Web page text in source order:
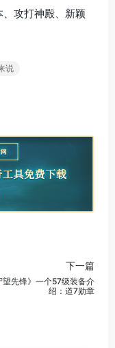
攻打神殿、新颖
说
下一篇
望先锋》一个57级装备介
绍：道7勋章